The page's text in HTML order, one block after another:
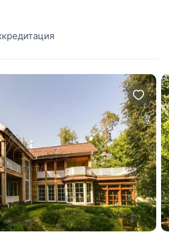
этаж: холл, гардеробная для
с/у,